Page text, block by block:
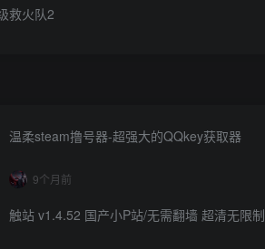
救火队2
温柔steam撸号器-超强大的QQkey获取器
9个月前
触站 v1.4.52 国产小P站/无需翻墙 超清无限制